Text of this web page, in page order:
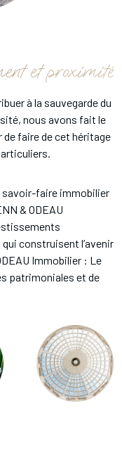
et proximité
à la sauvegarde du
nous avons fait le
de faire de cet héritage
savoir-faire immobilier
& ODEAU
construisent l’avenir
Immobilier : Le
patrimoniales et de